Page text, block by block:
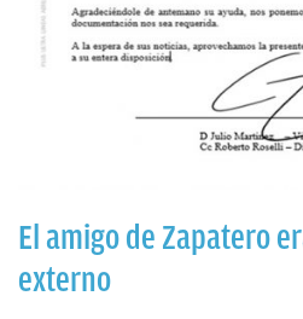
El amigo de Zapatero
externo